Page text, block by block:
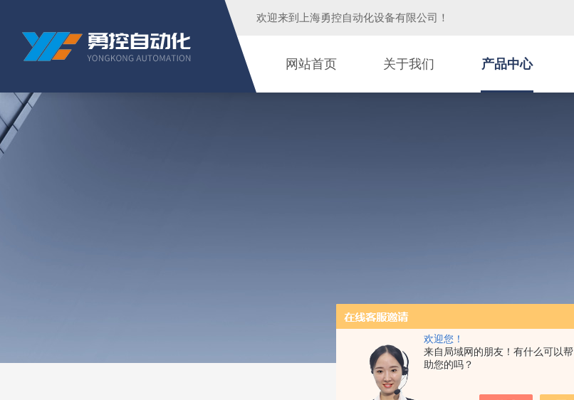
欢迎您！
来自局域网的朋友！有什么可以帮
助您的吗？
欢迎来到 上海勇控自动化设备有限公司 ！
网站首页 关于我们 产品中心